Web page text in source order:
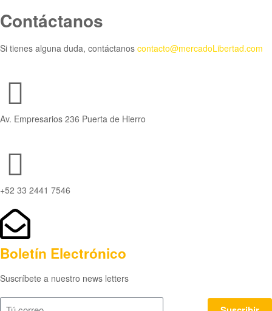
Contáctanos
Si tienes alguna duda, contáctanos contacto@mercadoLibertad.com
Av. Empresarios 236 Puerta de Hierro
+52 33 2441 7546
Boletín Electrónico
Suscríbete a nuestro news letters